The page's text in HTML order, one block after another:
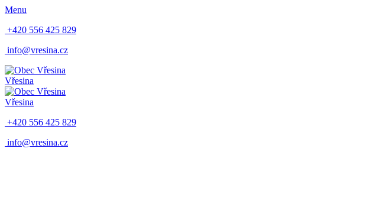
Menu
+420 556 425 829
info@vresina.cz
Vřesina
Vřesina
+420 556 425 829
info@vresina.cz